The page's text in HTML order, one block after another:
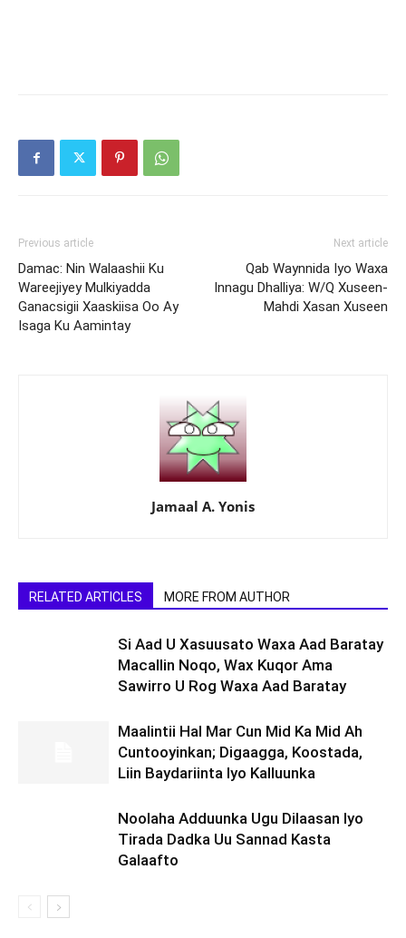
Previous article
Damac: Nin Walaashii Ku
Wareejiyey Mulkiyadda
Ganacsigii Xaaskiisa Oo Ay
Isaga Ku Aamintay
Next article
Qab Waynnida Iyo Waxa
Innagu Dhalliya: W/Q Xuseen-
Mahdi Xasan Xuseen
Jamaal A. Yonis
RELATED ARTICLES MORE FROM AUTHOR
Si Aad U Xasuusato Waxa Aad Baratay
Macallin Noqo, Wax Kuqor Ama
Sawirro U Rog Waxa Aad Baratay
Maalintii Hal Mar Cun Mid Ka Mid Ah
Cuntooyinkan; Digaagga, Koostada,
Liin Baydariinta Iyo Kalluunka
Noolaha Adduunka Ugu Dilaasan Iyo
Tirada Dadka Uu Sannad Kasta
Galaafto